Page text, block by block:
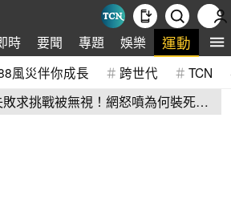
時 要聞 專題 娛樂 運動 全
風災伴你成長 跨世代 TCN
求挑戰被無視！網怒噴為何裝死？